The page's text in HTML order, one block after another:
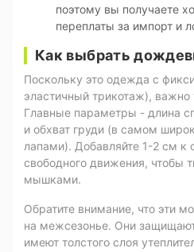
поэтому вы получаете
переплаты за импорт и
Как выбрать
Поскольку это одежда с
эластичный трикотаж), важно
Главные параметры - длина
и обхват груди (в самом
лапами). Добавляйте 1-2 см к
свободного движения, чтобы
мышками.
Обратите внимание, что эти
на межсезонье. Они
имеют толстого слоя